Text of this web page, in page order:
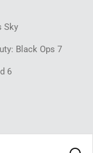
Sky
Black Ops 7
6